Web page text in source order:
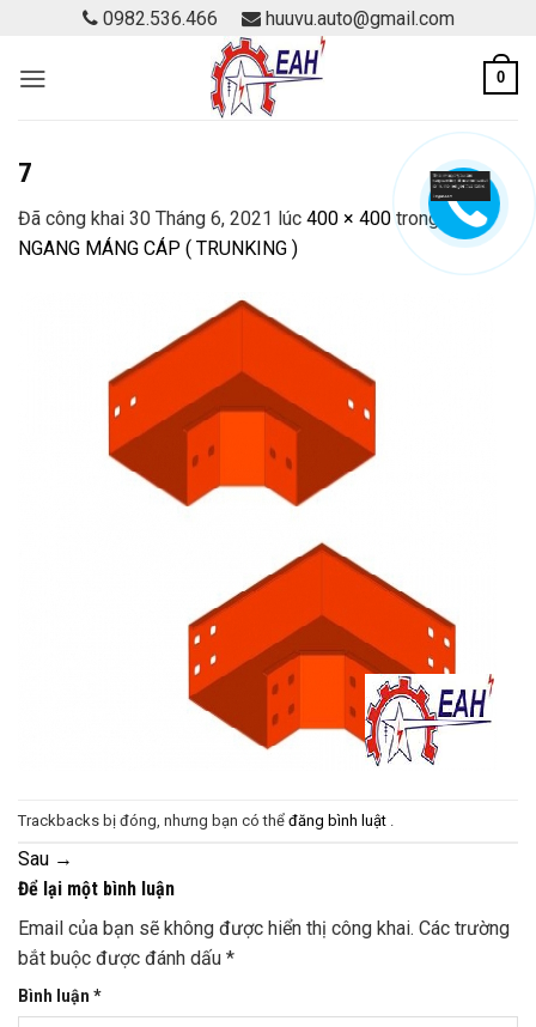
content
0982.536.466 huuvu.auto@gmail.com
0
7
Đã công khai 30 Tháng 6, 2021 lúc 400 × 400trong
CO
NGANG MÁNG CÁP ( TRUNKING )
Trackbacks bị đóng, nhưng bạn có thể đăng bình luật
Sau →
Để lại một bình luận
Email của bạn sẽ không được hiển thị công khai. Các trường
bắt buộc được đánh dấu *
Bình luận *